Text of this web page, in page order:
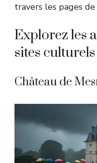
travers les pages
Explorez les
sites culturels
Château de